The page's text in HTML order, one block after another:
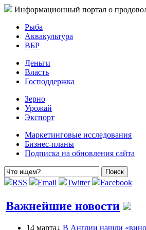
Информационный портал о
Рыба
Аквакультура
ВБР
Деньги
Власть
Господдержка
Зерно
Урожай
Экспорт
Маркетинговые исследования
Бизнес-планы
Подписка на обновления сайта
RSS Email Twitter Facebook
Важнейшие новости
14 марта↓ В Англии нашли